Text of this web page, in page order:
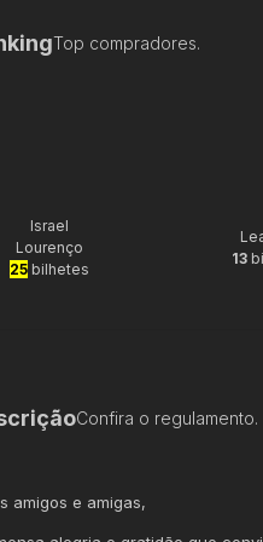
Top compradores.
Israel
Lourenço
25 bilhetes
13
Confira o regulamento.
amigos e amigas,